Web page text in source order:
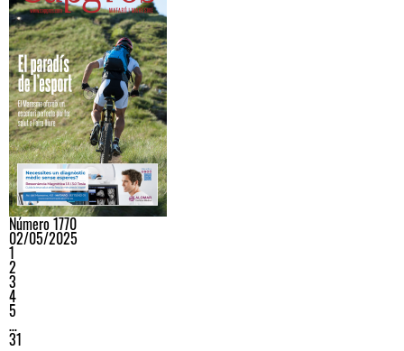
Número 1770
02/05/2025
1
2
3
4
5
…
31